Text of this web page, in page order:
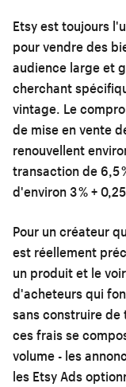
Etsy est toujours
pour vendre des
audience large et
cherchant
vintage. Le
de mise en vente
renouvellent
transaction de 6,5
d'environ 3 % +
Pour un créateur
est réellement
un produit et le
d'acheteurs qui
sans construire de
ces frais se
volume - les
les Etsy Ads